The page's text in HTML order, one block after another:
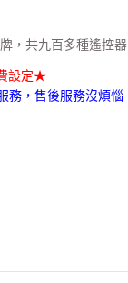
，共九百多種遙控器
設定★
務，售後服務沒煩惱